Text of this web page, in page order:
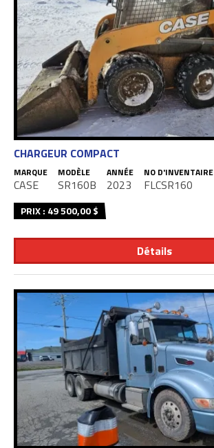
Détails
CHARGEUR COMPACT
MARQUE
CASE
MODÈLE
SR160B
ANNÉE
2023
NO D'INVENTAIRE
FLCSR160
PRIX : 49 500,00 $